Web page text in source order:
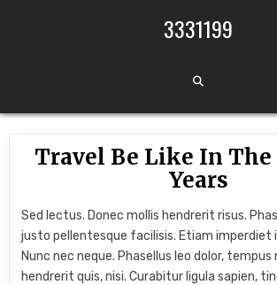
3331199
Travel Be Like In The
Years
Sed lectus. Donec mollis hendrerit risus.
justo pellentesque facilisis. Etiam imperdiet
Nunc nec neque. Phasellus leo dolor,
hendrerit quis, nisi. Curabitur ligula sapien,